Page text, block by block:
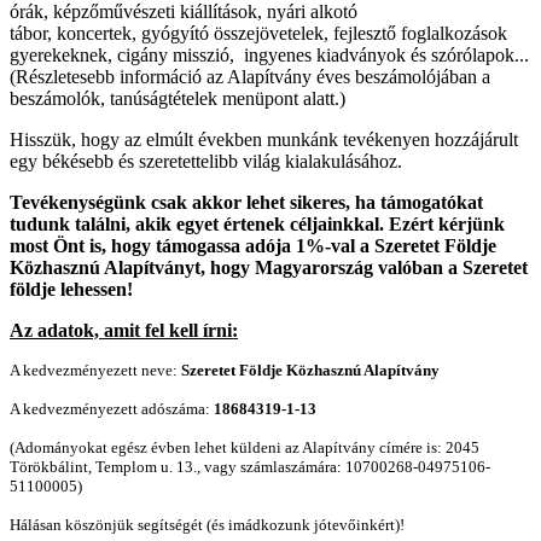
órák, képzőművészeti kiállítások, nyári alkotó
tábor, koncertek, gyógyító összejövetelek, fejlesztő foglalkozások
gyerekeknek, cigány misszió, ingyenes kiadványok és szórólapok...
(Részletesebb információ az Alapítvány éves beszámolójában a
beszámolók, tanúságtételek menüpont alatt.)
Hisszük, hogy az elmúlt években munkánk tevékenyen hozzájárult
egy békésebb és szeretettelibb világ kialakulásához.
Tevékenységünk csak akkor lehet sikeres, ha támogatókat
tudunk találni, akik egyet értenek céljainkkal. Ezért kérjünk
most Önt is, hogy támogassa adója 1%-val a Szeretet Földje
Közhasznú Alapítványt, hogy Magyarország valóban a Szeretet
földje lehessen!
Az adatok, amit fel kell írni:
A kedvezményezett neve: Szeretet Földje Közhasznú Alapítvány
A kedvezményezett adószáma: 18684319-1-13
(Adományokat egész évben lehet küldeni az Alapítvány címére is: 2045
Törökbálint, Templom u. 13., vagy számlaszámára: 10700268-04975106-
51100005)
Hálásan köszönjük segítségét (és imádkozunk jótevőinkért)!